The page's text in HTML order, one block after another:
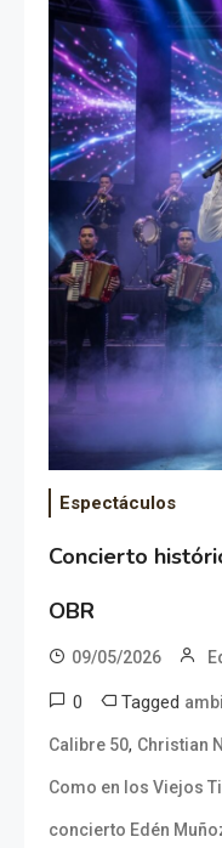
Espectáculos
Concierto
OBR
09/05/2026
0 Tagged
Calibre 50, Christian
Como en los Viejos
concierto Edén